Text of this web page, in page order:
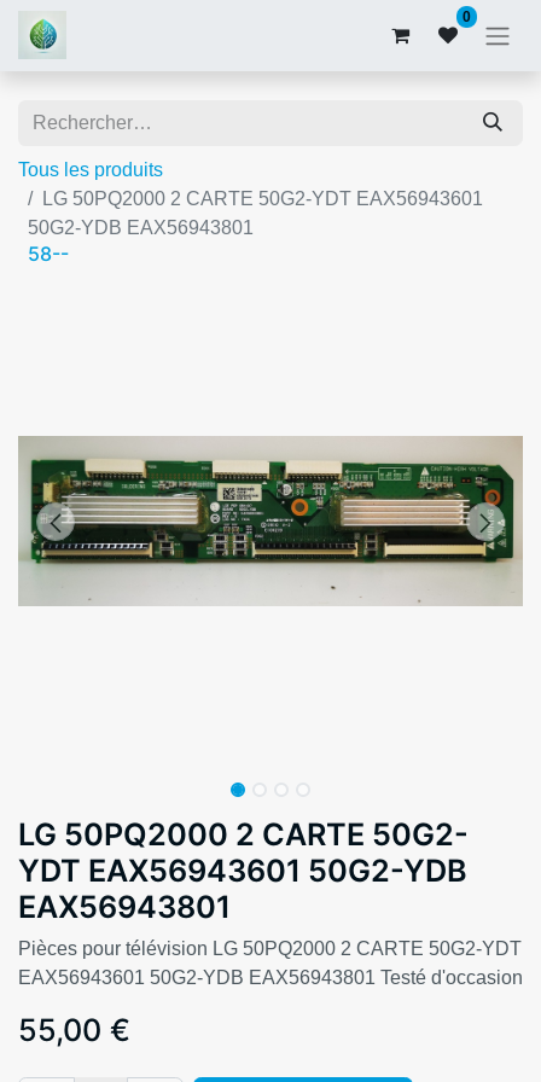
0
Tous les produits
LG 50PQ2000 2 CARTE 50G2-YDT EAX56943601
50G2-YDB EAX56943801
58--
LG 50PQ2000 2 CARTE 50G2-
YDT EAX56943601 50G2-YDB
EAX56943801
Pièces pour télévision LG 50PQ2000 2 CARTE 50G2-YDT
EAX56943601 50G2-YDB EAX56943801 Testé d'occasion
55,00 €